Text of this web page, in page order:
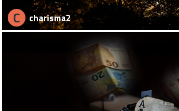
C charisma2